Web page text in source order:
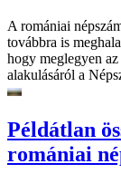
A romániai
továbbra is
hogy meglegyen
alakulásáról a
Példátlan
romániai